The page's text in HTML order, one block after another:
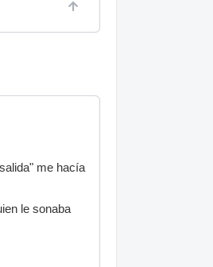
me hacía
le sonaba